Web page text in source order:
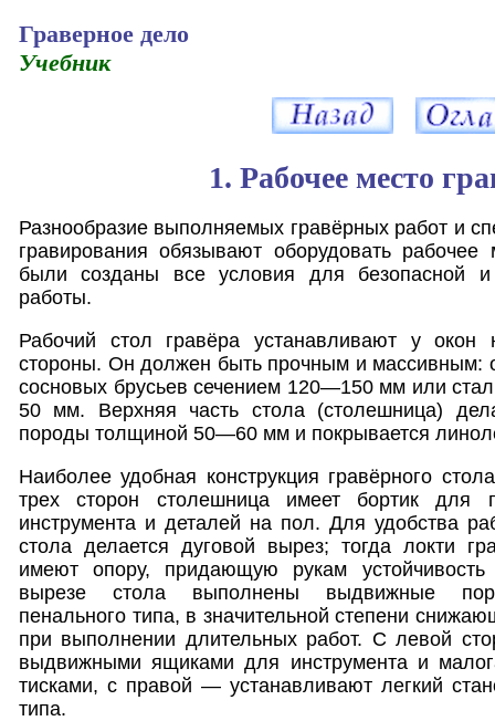
Граверное дело
Учебник
1. Рабочее место
Разнообразие выполняемых гравёрных работ и
гравирования обязывают оборудовать рабочее
были созданы все условия для безопасной и
работы.
Рабочий стол гравёра устанавливают у
стороны. Он должен быть прочным и массивным:
сосновых брусьев сечением 120—150 мм или
50 мм. Верхняя часть стола (столешница)
породы толщиной 50—60 мм и покрывается
Наиболее удобная конструкция гравёрного
трех сторон столешница имеет бортик для
инструмента и деталей на пол. Для удобства
стола делается дуговой вырез; тогда локти
имеют опору, придающую рукам
вырезе стола выполнены выдвижные
пенального типа, в значительной степени
при выполнении длительных работ. С левой
выдвижными ящиками для инструмента и
тисками, с правой — устанавливают легкий
типа.